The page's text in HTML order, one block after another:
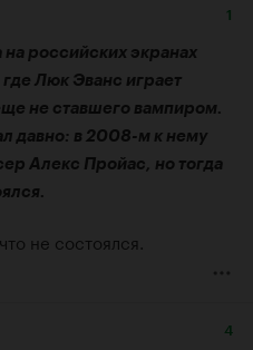
1
на российских экранах
Люк Эванс играет
не ставшего вампиром.
давно: в 2008-м к нему
Алекс Пройас, но тогда
не состоялся.
4